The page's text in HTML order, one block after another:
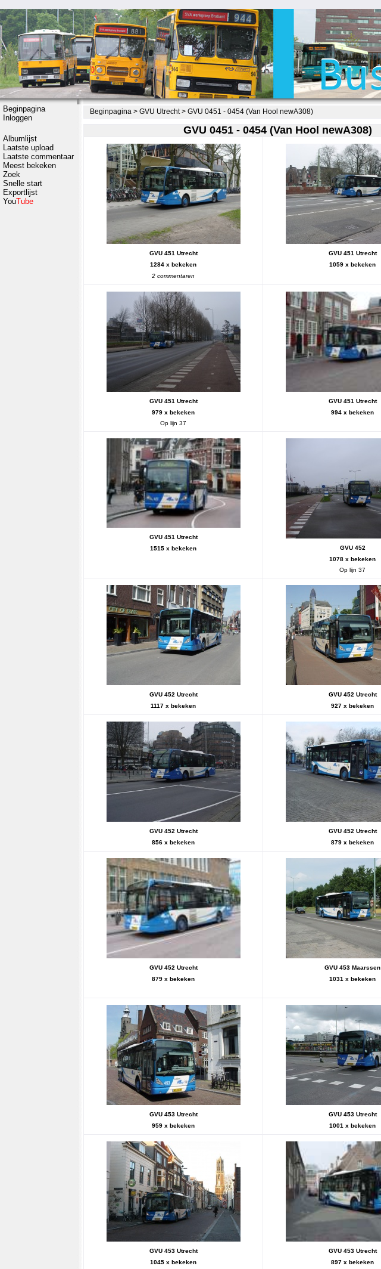
Beginpagina
Inloggen
Albumlijst
Laatste upload
Laatste commentaar
Meest bekeken
Zoek
Snelle start
Exportlijst
YouTube
Beginpagina > GVU Utrecht> GVU 0451 - 0454 (Van Hool newA308)
GVU 0451 - 0454 (Van Hool newA308)
GVU 451 Utrecht
1284 x bekeken
2 commentaren
GVU 451 Utrecht
1059 x bekeken
GVU 451 Utrecht
979 x bekeken
Op lijn 37
GVU 451 Utrecht
994 x bekeken
GVU 451 Utrecht
1515 x bekeken
GVU 452
1078 x bekeken
Op lijn 37
GVU 452 Utrecht
1117 x bekeken
GVU 452 Utrecht
927 x bekeken
GVU 452 Utrecht
856 x bekeken
GVU 452 Utrecht
879 x bekeken
GVU 452 Utrecht
879 x bekeken
GVU 453 Maarssen
1031 x bekeken
GVU 453 Utrecht
959 x bekeken
GVU 453 Utrecht
1001 x bekeken
GVU 453 Utrecht
1045 x bekeken
GVU 453 Utrecht
897 x bekeken